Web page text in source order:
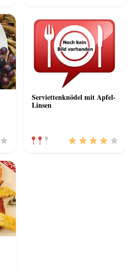
Serviettenknödel mit Apfel-
Linsen